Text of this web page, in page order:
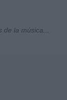
la música...